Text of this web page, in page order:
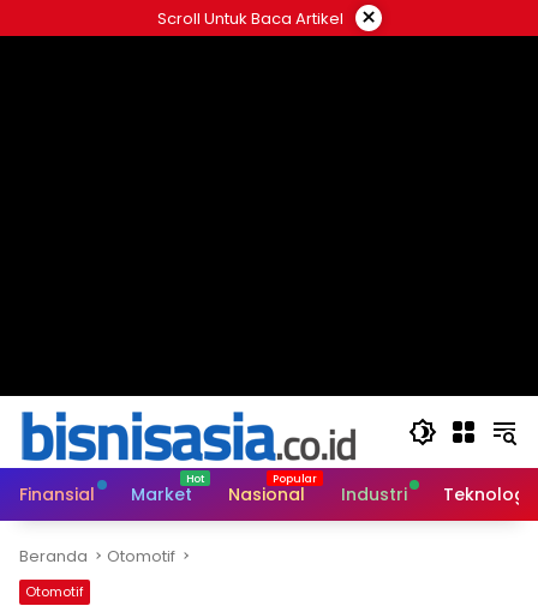
ke
Scroll Untuk Baca Artikel ×
Finansial Market Nasional Industri Teknologi
Beranda Otomotif
Otomotif